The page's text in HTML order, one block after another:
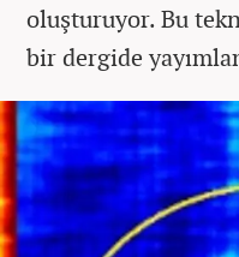
oluşturuyor. Bu
bir dergide